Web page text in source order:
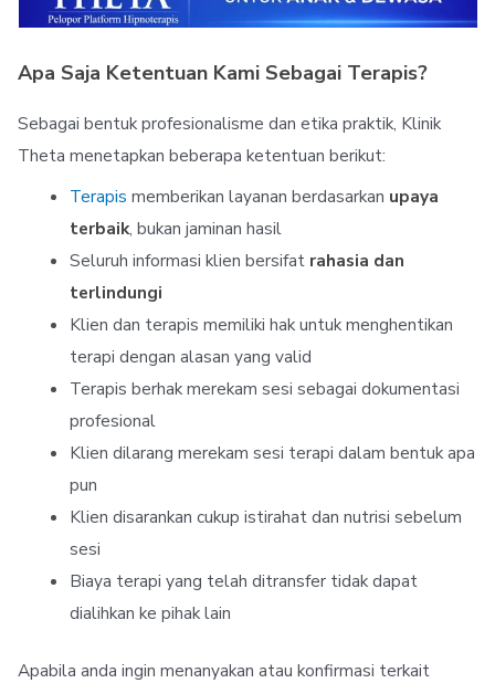
Apa Saja Ketentuan Kami Sebagai Terapis?
Sebagai bentuk profesionalisme dan etika praktik, Klinik
Theta menetapkan beberapa ketentuan berikut:
Terapis memberikan layanan berdasarkan upaya
terbaik, bukan jaminan hasil
Seluruh informasi klien bersifat rahasia dan
terlindungi
Klien dan terapis memiliki hak untuk menghentikan
terapi dengan alasan yang valid
Terapis berhak merekam sesi sebagai dokumentasi
profesional
Klien dilarang merekam sesi terapi dalam bentuk apa
pun
Klien disarankan cukup istirahat dan nutrisi sebelum
sesi
Biaya terapi yang telah ditransfer tidak dapat
dialihkan ke pihak lain
Apabila anda ingin menanyakan atau konfirmasi terkait